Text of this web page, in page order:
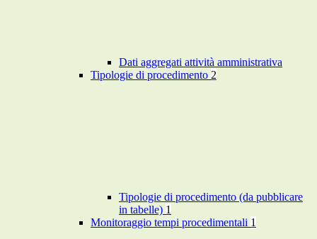
Dati aggregati attività amministrativa
Tipologie di procedimento 2
Tipologie di procedimento (da pubblicare
in tabelle) 1
Monitoraggio tempi procedimentali 1